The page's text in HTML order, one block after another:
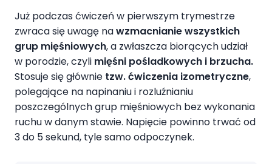
Już podczas ćwiczeń w pierwszym trymestrze
zwraca się uwagę nawzmacnianie wszystkich
grup mięśniowych, a zwłaszcza biorących udział
w porodzie, czyli mięśni pośladkowych i brzucha.
Stosuje się głównie tzw. ćwiczenia izometryczne,
polegające na napinaniu i rozluźnianiu
poszczególnych grup mięśniowych bez wykonania
ruchu w danym stawie. Napięcie powinno trwać od
3 do 5 sekund, tyle samo odpoczynek.